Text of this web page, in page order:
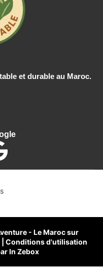
et durable au Maroc.
- Le Maroc sur
Conditions d'utilisation
In Zebox